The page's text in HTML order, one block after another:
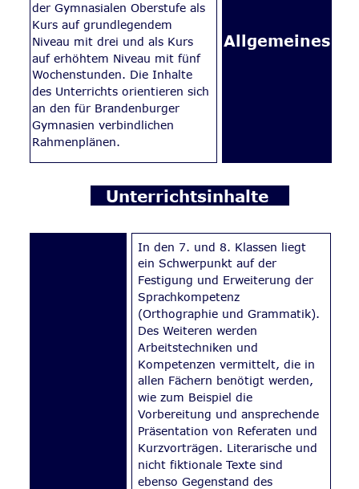
Unterrichtsinhalte
Allgemeines
der Gymnasialen Oberstufe als
Kurs auf grundlegendem
Niveau mit drei und als Kurs
auf erhöhtem Niveau mit fünf
Wochenstunden. Die Inhalte
des Unterrichts orientieren sich
an den für Brandenburger
Gymnasien verbindlichen
Rahmenplänen.
In den 7. und 8. Klassen liegt
ein Schwerpunkt auf der
Festigung und Erweiterung der
Sprachkompetenz
(Orthographie und Grammatik).
Des Weiteren werden
Arbeitstechniken und
Kompetenzen vermittelt, die in
allen Fächern benötigt werden,
wie zum Beispiel die
Vorbereitung und ansprechende
Präsentation von Referaten und
Kurzvorträgen. Literarische und
nicht fiktionale Texte sind
ebenso Gegenstand des